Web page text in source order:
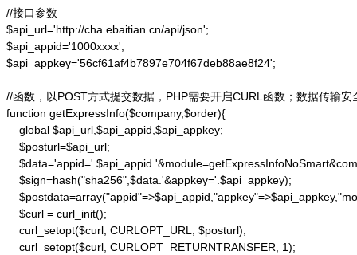
//接口参数
$api_url='http://cha.ebaitian.cn/api/json';
$api_appid='1000xxxx';
$api_appkey='56cf61af4b7897e704f67deb88ae8f24';
//函数，以POST方式提交数据，PHP需要开启CURL函数；数据传输安
function getExpressInfo($company,$order){
    global $api_url,$api_appid,$api_appkey;
    $posturl=$api_url;
    $sign=hash("sha256",$data.'&appkey='.$api_appkey);
    $curl = curl_init();
    curl_setopt($curl, CURLOPT_URL, $posturl);
    curl_setopt($curl, CURLOPT_RETURNTRANSFER, 1);